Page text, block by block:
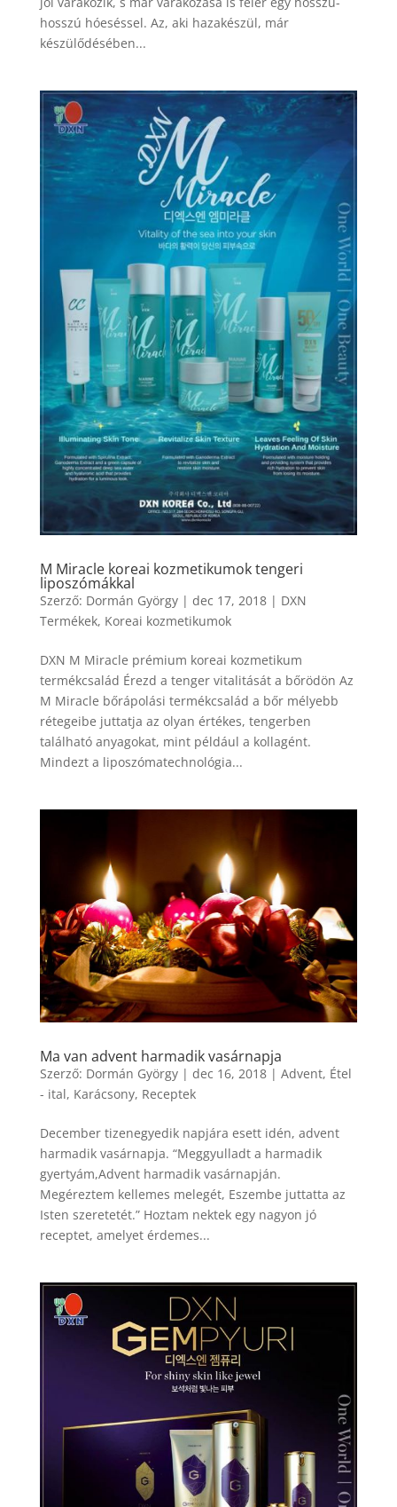
hosszú hóeséssel. Az, aki hazakészül, már
készülődésében...
M Miracle koreai kozmetikumok tengeri
liposzómákkal
Szerző: Dormán György| dec 17, 2018| DXN
Termékek, Koreai kozmetikumok
DXN M Miracle prémium koreai kozmetikum
termékcsalád Érezd a tenger vitalitását a bőrödön Az
M Miracle bőrápolási termékcsalád a bőr mélyebb
rétegeibe juttatja az olyan értékes, tengerben
található anyagokat, mint például a kollagént.
Mindezt a liposzómatechnológia...
Ma van advent harmadik vasárnapja
Szerző: Dormán György| dec 16, 2018| Advent, Étel
- ital, Karácsony, Receptek
December tizenegyedik napjára esett idén, advent
harmadik vasárnapja. “Meggyulladt a harmadik
gyertyám,Advent harmadik vasárnapján.
Megéreztem kellemes melegét, Eszembe juttatta az
Isten szeretetét.” Hoztam nektek egy nagyon jó
receptet, amelyet érdemes...